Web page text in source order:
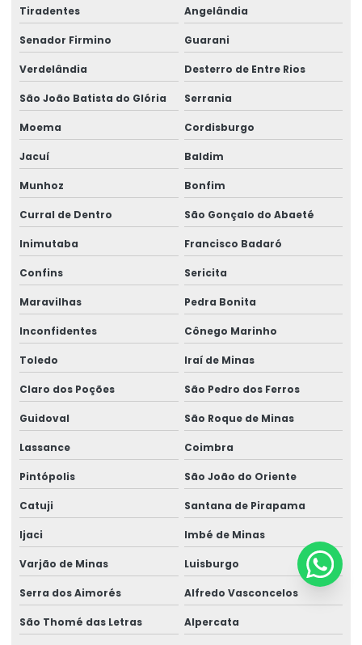
Tiradentes Angelândia
Senador Firmino Guarani
Verdelândia Desterro de Entre Rios
São João Batista do Glória Serrania
Moema Cordisburgo
Jacuí Baldim
Munhoz Bonfim
Curral de Dentro São Gonçalo do Abaeté
Inimutaba Francisco Badaró
Confins Sericita
Maravilhas Pedra Bonita
Inconfidentes Cônego Marinho
Toledo Iraí de Minas
Claro dos Poções São Pedro dos Ferros
Guidoval São Roque de Minas
Lassance Coimbra
Pintópolis São João do Oriente
Catuji Santana de Pirapama
Ijaci Imbé de Minas
Varjão de Minas Luisburgo
Serra dos Aimorés Alfredo Vasconcelos
São Thomé das Letras Alpercata